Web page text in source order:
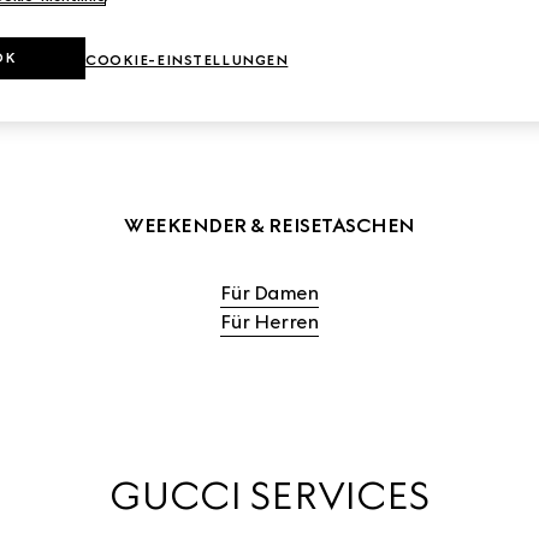
WEEKENDER & REISETASCHEN
Für Damen
Für Herren
GUCCI SERVICES
COOKIE-EINSTELLUNGEN